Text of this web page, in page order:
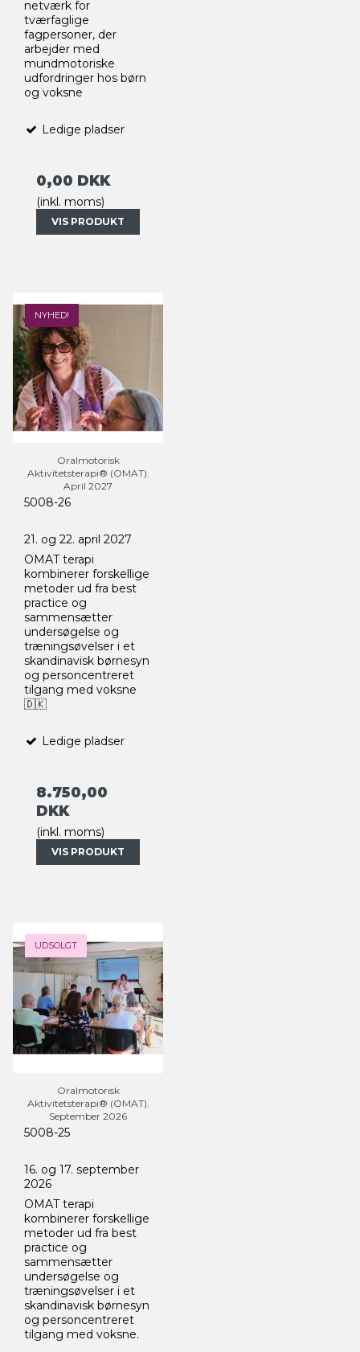
netværk for
tværfaglige
fagpersoner, der
arbejder med
mundmotoriske
udfordringer hos børn
og voksne
Ledige pladser
0,00 DKK
(inkl. moms)
VIS PRODUKT
NYHED!
Oralmotorisk
Aktivitetsterapi® (OMAT).
April 2027
5008-26
21. og 22. april 2027
OMAT terapi
kombinerer forskellige
metoder ud fra best
practice og
sammensætter
undersøgelse og
træningsøvelser i et
skandinavisk børnesyn
og personcentreret
tilgang med voksne
🇩🇰
Ledige pladser
8.750,00
DKK
(inkl. moms)
VIS PRODUKT
UDSOLGT
Oralmotorisk
Aktivitetsterapi® (OMAT).
September 2026
5008-25
16. og 17. september
2026
OMAT terapi
kombinerer forskellige
metoder ud fra best
practice og
sammensætter
undersøgelse og
træningsøvelser i et
skandinavisk børnesyn
og personcentreret
tilgang med voksne.